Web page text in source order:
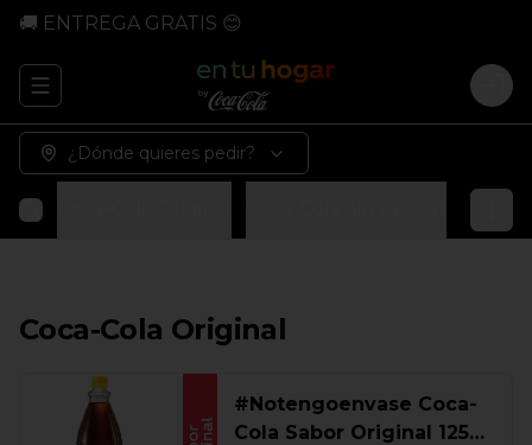
🚚 ENTREGA GRATIS 😊
Abrir menu de navegación
¿Dónde quieres pedir?
Coca-Cola Original
#Notengoenvase Coca-
Cola Sabor Original 1250